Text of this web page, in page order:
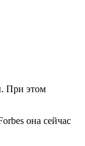
При этом
она сейчас